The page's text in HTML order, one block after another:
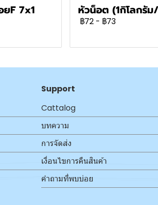
F 7x1 หัวน็อต (1กิโลกรัม
฿72 - ฿73
Support
Cattalog
บทความ
การจัดส่ง
เงื่อนไขการคืนสินค้า
คำถามที่พบบ่อย